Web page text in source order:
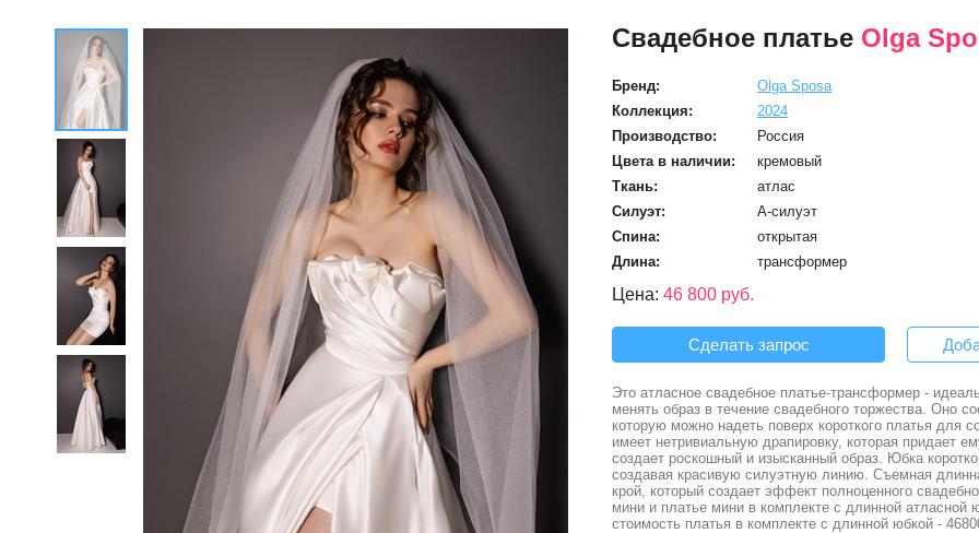
Свадебное платье Olga
Бренд:
Olga Sposa
Коллекция:
2024
Производство:
Россия
Цвета в наличии:
кремовый
Ткань:
атлас
Силуэт:
А-силуэт
Спина:
открытая
Длина:
трансформер
Цена: 46 800 руб.
Сделать запрос
Это атласное свадебное платье-трансформер -
менять образ в течение свадебного торжества. Оно
которую можно надеть поверх короткого платья
имеет нетривиальную драпировку, которая придает
создает роскошный и изысканный образ. Юбка
создавая красивую силуэтную линию. Съемная
крой, который создает эффект полноценного
мини и платье мини в комплекте с длинной атласной
стоимость платья в комплекте с длинной юбкой -